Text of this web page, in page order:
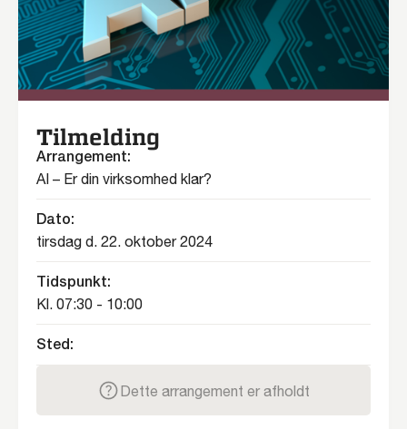
Tilmelding
Arrangement:
AI – Er din virksomhed klar?
Dato:
tirsdag d. 22. oktober 2024
Tidspunkt:
Kl. 07:30 - 10:00
Sted:
Dette arrangement er afholdt